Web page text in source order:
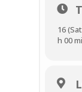
parvis
17
16
h 00